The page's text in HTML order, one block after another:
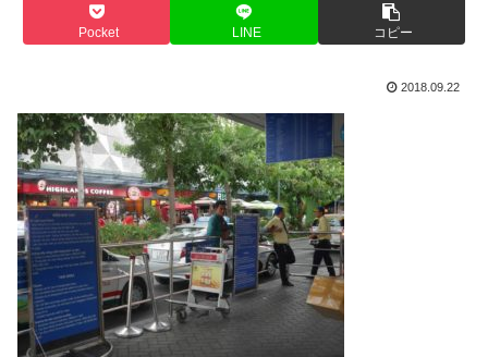
Pocket LINE コピー
2018.09.22